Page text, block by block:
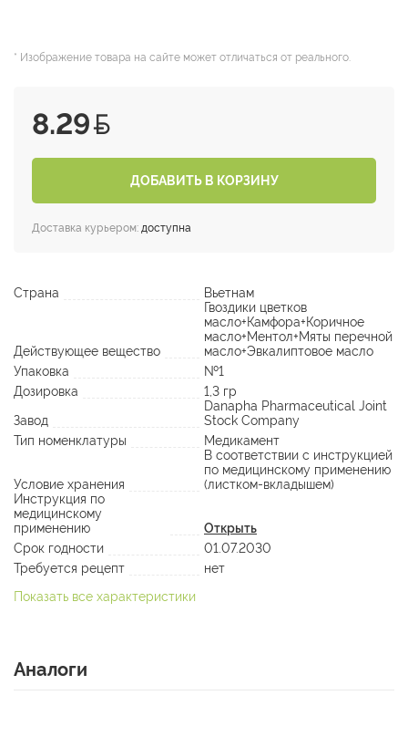
* Изображение товара на сайте может отличаться от реального.
8.29
ДОБАВИТЬ В КОРЗИНУ
Доставка курьером: доступна
Страна Вьетнам
Действующее вещество
Гвоздики цветков
масло+Камфора+Коричное
масло+Ментол+Мяты перечной
масло+Эвкалиптовое масло
Упаковка
№1
Дозировка
1,3 гр
Завод
Danapha Pharmaceutical Joint
Stock Company
Тип номенклатуры
Медикамент
Условие хранения
В соответствии с инструкцией
по медицинскому применению
(листком-вкладышем)
Инструкция по
медицинскому
применению
Открыть
Срок годности
01.07.2030
Требуется рецепт
нет
Показать все характеристики
Аналоги